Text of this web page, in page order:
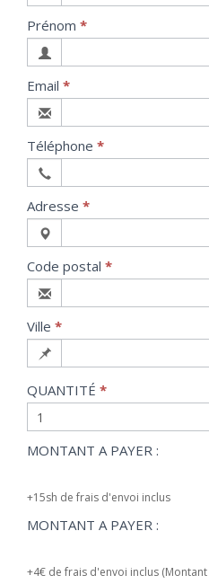
Prénom *
Email *
Téléphone *
Adresse *
Code postal *
Ville *
QUANTITÉ *
MONTANT A PAYER :
+15sh de frais d'envoi inclus
MONTANT A PAYER :
+4€ de frais d'envoi inclus (Montant